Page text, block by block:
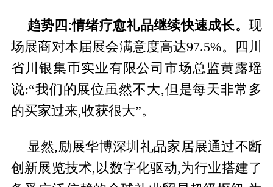
趋势四:情绪疗愈礼品继续快速成长。现
场展商对本届展会满意度高达97.5%。四川
省川银集币实业有限公司市场总监黄露瑶
说:“我们的展位虽然不大,但是每天非常多
的买家过来,收获很大”。
显然,励展华博深圳礼品家居展通过不断
创新展览技术,以数字化驱动,为行业搭建了